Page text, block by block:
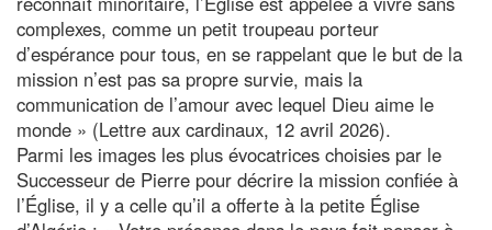
complexes, comme un petit troupeau porteur
d’espérance pour tous, en se rappelant que le but de la
mission n’est pas sa propre survie, mais la
communication de l’amour avec lequel Dieu aime le
monde » (Lettre aux cardinaux, 12 avril 2026).
Parmi les images les plus évocatrices choisies par le
Successeur de Pierre pour décrire la mission confiée à
l’Église, il y a celle qu’il a offerte à la petite Église